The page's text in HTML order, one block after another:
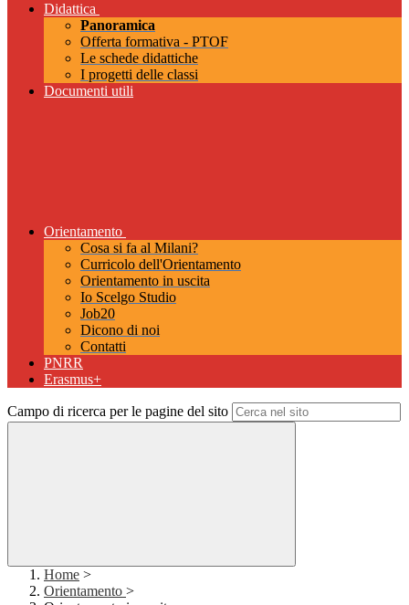
Didattica
Panoramica
Offerta formativa - PTOF
Le schede didattiche
I progetti delle classi
Documenti utili
Orientamento
Cosa si fa al Milani?
Curricolo dell'Orientamento
Orientamento in uscita
Io Scelgo Studio
Job20
Dicono di noi
Contatti
PNRR
Erasmus+
Campo di ricerca per le pagine del sito
Home >
Orientamento >